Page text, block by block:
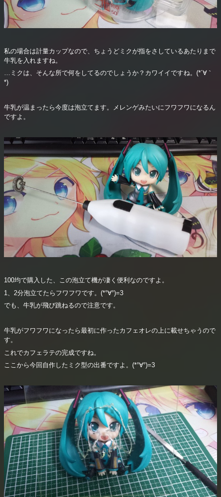
私の場合は計量カップなので、ちょうどミクが指をさしているあたりまで
牛乳を入れますね。
…ミクは、そんな所で何をしてるのでしょうか？カワイイですね。(*´∀｀
*)
牛乳が温まったら今度は泡立てます。メレンゲみたいにフワフワになるん
ですよ。
100均で購入した、この泡立て機が凄く便利なのですよ。
1、2分泡立てたらフワフワです。(*°∀°)=3
でも、牛乳が飛び跳ねるので注意です。
牛乳がフワフワになったら最初に作ったカフェオレの上に載せちゃうので
す。
これでカフェラテの完成ですね。
ここから今回自作したミク型の出番ですよ。(*°∀°)=3